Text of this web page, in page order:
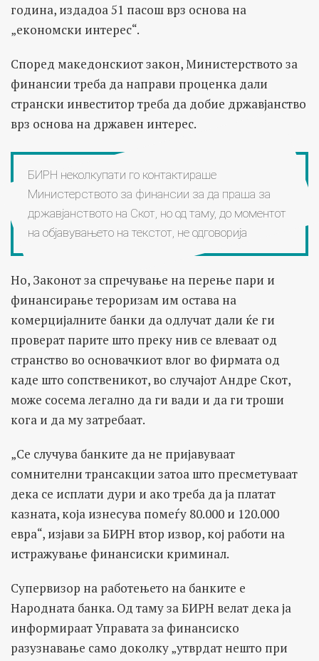
година, издадоа 51 пасош врз основа на
„економски интерес“.
Според македонскиот закон, Министерството за
финансии треба да направи проценка дали
странски инвеститор треба да добие државјанство
врз основа на државен интерес.
БИРН неколкупати го контактираше
Министерството за финансии за да праша за
државјанството на Скот, но од таму, до моментот
на објавувањето на текстот, не одговорија
Но, Законот за спречување на перење пари и
финансирање тероризам им остава на
комерцијалните банки да одлучат дали ќе ги
проверат парите што преку нив се влеваат од
странство во основачкиот влог во фирмата од
каде што сопственикот, во случајот Андре Скот,
може сосема легално да ги вади и да ги троши
кога и да му затребаат.
„Се случува банките да не пријавуваат
сомнителни трансакции затоа што пресметуваат
дека се исплати дури и ако треба да ја платат
казната, која изнесува помеѓу 80.000 и 120.000
евра“, изјави за БИРН втор извор, кој работи на
истражување финансиски криминал.
Супервизор на работењето на банките е
Народната банка. Од таму за БИРН велат дека ја
информираат Управата за финансиско
разузнавање само доколку „утврдат нешто при